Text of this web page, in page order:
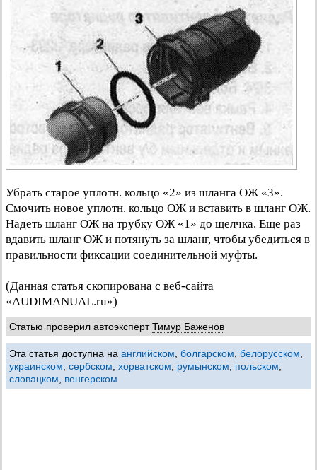
Убрать старое уплотн. кольцо «2» из шланга ОЖ «3».
Смочить новое уплотн. кольцо ОЖ и вставить в шланг ОЖ.
Надеть шланг ОЖ на трубку ОЖ «1» до щелчка. Еще раз
вдавить шланг ОЖ и потянуть за шланг, чтобы убедиться в
правильности фиксации соединительной муфты.
(Данная статья скопирована с веб-сайта
«AUDIMANUAL.ru»)
Статью проверил автоэкспертТимур Баженов
Эта статья доступна на английском болгарском белорусском
украинском сербском хорватском румынском польском
словацком
венгерском